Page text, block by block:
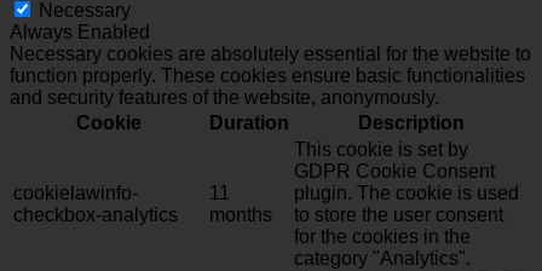
Necessary
Always Enabled
Necessary cookies are absolutely essential for the website to
function properly. These cookies ensure basic functionalities
and security features of the website, anonymously.
Cookie
Duration Description
cookielawinfo-
checkbox-analytics
11
months
This cookie is set by
GDPR Cookie Consent
plugin. The cookie is used
to store the user consent
for the cookies in the
category "Analytics".